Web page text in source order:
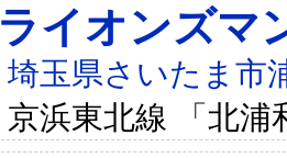
ライオンズマ
埼玉県さいたま市
京浜東北線 「北浦